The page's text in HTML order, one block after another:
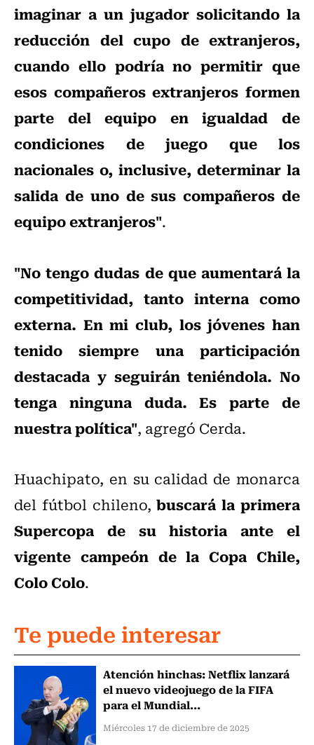
imaginar a un jugador solicitando la
reducción del cupo de extranjeros,
cuando ello podría no permitir que
esos compañeros extranjeros formen
parte del equipo en igualdad de
condiciones de juego que los
nacionales o, inclusive, determinar la
salida de uno de sus compañeros de
equipo extranjeros".
"No tengo dudas de que aumentará la
competitividad, tanto interna como
externa. En mi club, los jóvenes han
tenido siempre una participación
destacada y seguirán teniéndola. No
tenga ninguna duda. Es parte de
nuestra política", agregó Cerda.
Huachipato, en su calidad de monarca
del fútbol chileno,buscará la primera
Supercopa de su historia ante el
vigente campeón de la Copa Chile,
Colo Colo.
Te puede interesar
Atención hinchas: Netflix lanzará
el nuevo videojuego de la FIFA
para el Mundial...
Miércoles 17 de diciembre de 2025